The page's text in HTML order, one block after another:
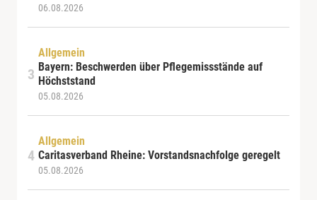
06.08.2026
Allgemein
Bayern: Beschwerden über Pflegemissstände auf
Höchststand
05.08.2026
Allgemein
Caritasverband Rheine: Vorstandsnachfolge geregelt
05.08.2026